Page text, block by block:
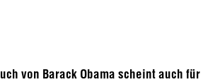
von Barack Obama scheint auch für